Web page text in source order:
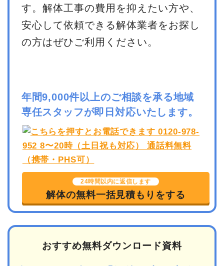
す。解体工事の費用を抑えたい方や、
安心して依頼できる解体業者をお探し
の方はぜひご利用ください。
年間9,000件以上のご相談を承る地域
専任スタッフが即日対応いたします。
24時間以内に返信します
解体の無料一括見積もりをする
おすすめ無料ダウンロード資料